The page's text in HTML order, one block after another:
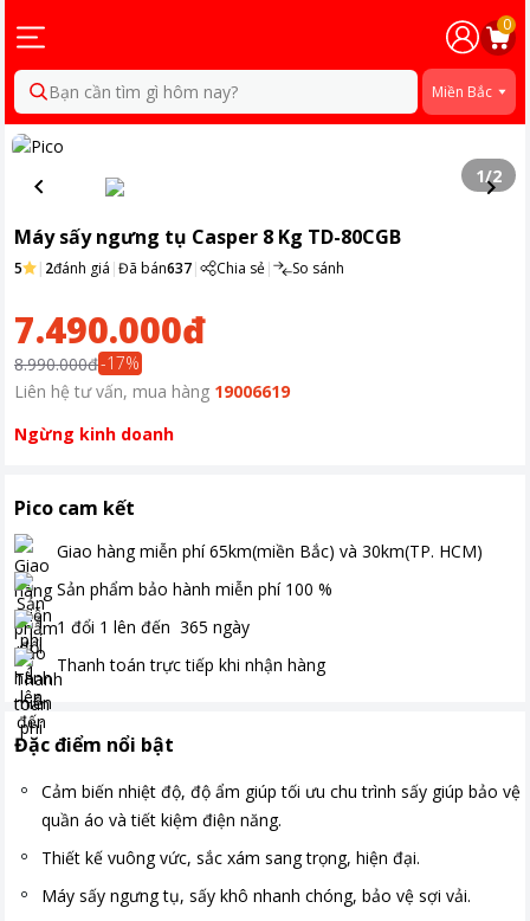
0
Bạn cần tìm gì hôm nay? Miền Bắc
1/2
Máy sấy ngưng tụ Casper 8 Kg TD-80CGB
5 | 2đánh giá |Đã bán637| Chia sẻ| So sánh
7.490.000đ
8.990.000đ-17%
Liên hệ tư vấn, mua hàng 19006619
Ngừng kinh doanh
Pico cam kết
Giao hàng miễn phí 65km(miền Bắc) và 30km(TP. HCM)
Sản phẩm bảo hành miễn phí 100 %
1 đổi 1 lên đến 365 ngày
Thanh toán trực tiếp khi nhận hàng
Đặc điểm nổi bật
Cảm biến nhiệt độ, độ ẩm giúp tối ưu chu trình sấy giúp bảo vệ
quần áo và tiết kiệm điện năng.
Thiết kế vuông vức, sắc xám sang trọng, hiện đại.
Máy sấy ngưng tụ, sấy khô nhanh chóng, bảo vệ sợi vải.